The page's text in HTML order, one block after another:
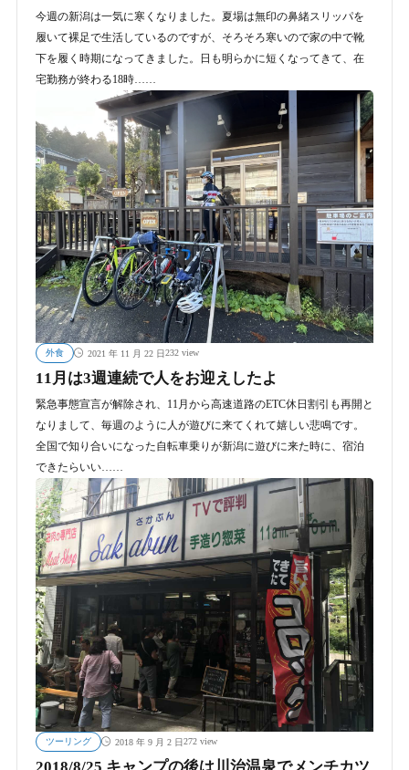
今週の新潟は一気に寒くなりました。夏場は無印の鼻緒スリッパを
履いて裸足で生活しているのですが、そろそろ寒いので家の中で靴
下を履く時期になってきました。日も明らかに短くなってきて、在
宅勤務が終わる18時……
外食 2021 年 11 月 22 日232 view
11月は3週連続で人をお迎えしたよ
緊急事態宣言が解除され、11月から高速道路のETC休日割引も再開と
なりまして、毎週のように人が遊びに来てくれて嬉しい悲鳴です。
全国で知り合いになった自転車乗りが新潟に遊びに来た時に、宿泊
できたらいい……
ツーリング 2018 年 9 月 2 日272 view